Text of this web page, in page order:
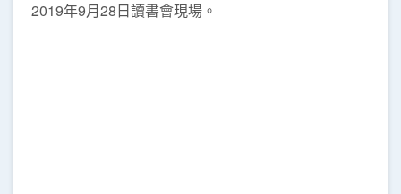
2019年9月28日讀書會現場。